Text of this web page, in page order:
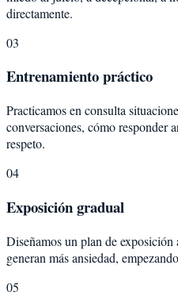
directamente.
03
Entrenamiento práctico
Practicamos en consulta
conversaciones, cómo responder
respeto.
04
Exposición gradual
Diseñamos un plan de exposición
generan más ansiedad,
05